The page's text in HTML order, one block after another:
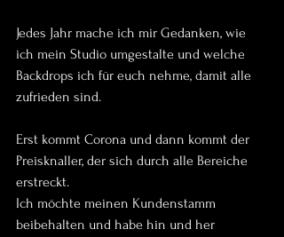
Jedes Jahr mache ich mir Gedanken, wie
ich mein Studio umgestalte und welche
Backdrops ich für euch nehme, damit alle
zufrieden sind.
Erst kommt Corona und dann kommt der
Preisknaller, der sich durch alle Bereiche
erstreckt.
Ich möchte meinen Kundenstamm
beibehalten und habe hin und her